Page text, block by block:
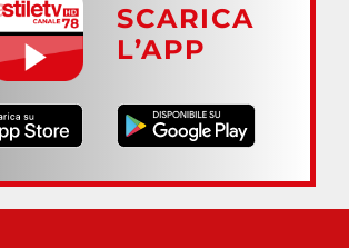
SCARICA
L’APP